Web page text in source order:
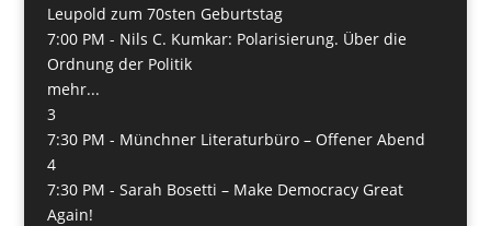
Leupold zum 70sten Geburtstag
7:00 PM - Nils C. Kumkar: Polarisierung. Über die
Ordnung der Politik
mehr...
3
7:30 PM - Münchner Literaturbüro – Offener Abend
4
7:30 PM - Sarah Bosetti – Make Democracy Great
Again!